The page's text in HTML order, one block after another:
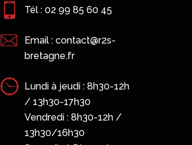
Tél : 02 99 85 60 45
Email : contact@r2s-
bretagne.fr
Lundi à jeudi : 8h30-12h
/ 13h30-17h30
Vendredi : 8h30-12h /
13h30/16h30